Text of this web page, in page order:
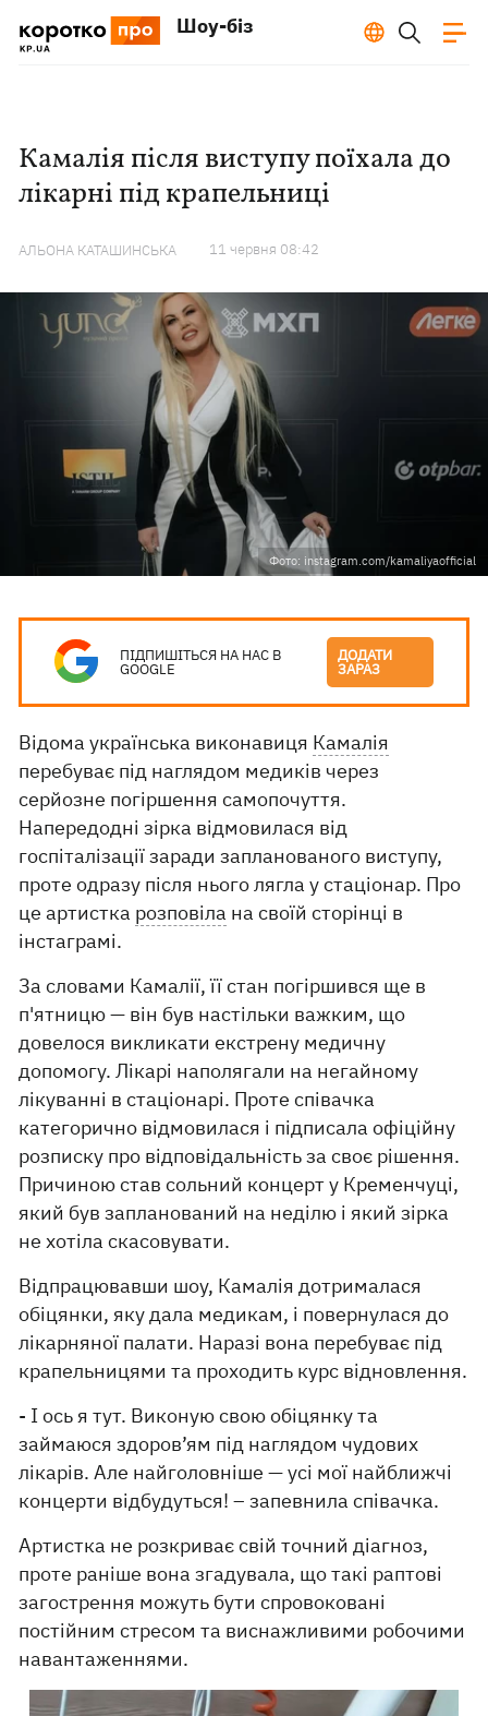
Шоу-біз
Камалія після виступу поїхала до
лікарні під крапельниці
АЛЬОНА КАТАШИНСЬКА 11 червня 08:42
Фото: instagram.com/kamaliyaofficial
ПІДПИШІТЬСЯ НА НАС В
GOOGLE
ДОДАТИ
ЗАРАЗ
Відома українська виконавиця Камалія
перебуває під наглядом медиків через
серйозне погіршення самопочуття.
Напередодні зірка відмовилася від
госпіталізації заради запланованого виступу,
проте одразу після нього лягла у стаціонар. Про
це артистка розповіла на своїй сторінці в
інстаграмі.
За словами Камалії, її стан погіршився ще в
п'ятницю — він був настільки важким, що
довелося викликати екстрену медичну
допомогу. Лікарі наполягали на негайному
лікуванні в стаціонарі. Проте співачка
категорично відмовилася і підписала офіційну
розписку про відповідальність за своє рішення.
Причиною став сольний концерт у Кременчуці,
який був запланований на неділю і який зірка
не хотіла скасовувати.
Відпрацювавши шоу, Камалія дотрималася
обіцянки, яку дала медикам, і повернулася до
лікарняної палати. Наразі вона перебуває під
крапельницями та проходить курс відновлення.
- І ось я тут. Виконую свою обіцянку та
займаюся здоров’ям під наглядом чудових
лікарів. Але найголовніше — усі мої найближчі
концерти відбудуться! – запевнила співачка.
Артистка не розкриває свій точний діагноз,
проте раніше вона згадувала, що такі раптові
загострення можуть бути спровоковані
постійним стресом та виснажливими робочими
навантаженнями.